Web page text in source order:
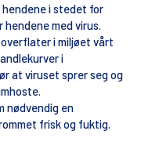
hendene i stedet for
med virus.
i miljøet vårt
i
at viruset sprer seg og
nødvendig en
frisk og fuktig.